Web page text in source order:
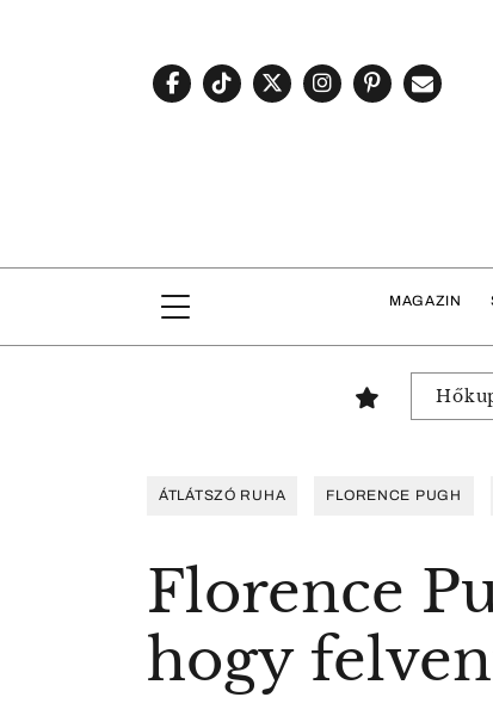
MAGAZIN
ÁTLÁTSZÓ RUHA FLORENCE PUGH
Florence
hogy